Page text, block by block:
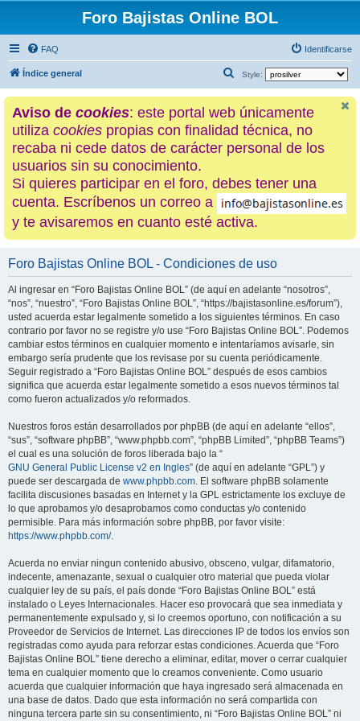
Foro Bajistas Online BOL
FAQ Identificarse
Índice general Style:
u
c
a
Aviso de cookies: este portal web únicamente
utiliza cookies propias con finalidad técnica, no
recaba ni cede datos de carácter personal de los
usuarios sin su conocimiento.
Si quieres participar en el foro, debes tener una
cuenta. Escríbenos un correo a
y te avisaremos en cuanto esté activa.
Foro Bajistas Online BOL - Condiciones de uso
Al ingresar en “Foro Bajistas Online BOL” (de aquí en adelante “nosotros”,
“nos”, “nuestro”, “Foro Bajistas Online BOL”, “https://bajistasonline.es/forum”),
usted acuerda estar legalmente sometido a los siguientes términos. En caso
contrario por favor no se registre y/o use “Foro Bajistas Online BOL”. Podemos
cambiar estos términos en cualquier momento e intentaríamos avisarle, sin
embargo sería prudente que los revisase por su cuenta periódicamente.
Seguir registrado a “Foro Bajistas Online BOL” después de esos cambios
significa que acuerda estar legalmente sometido a esos nuevos términos tal
como fueron actualizados y/o reformados.
Nuestros foros están desarrollados por phpBB (de aquí en adelante “ellos”,
“sus”, “software phpBB”, “www.phpbb.com”, “phpBB Limited”, “phpBB Teams”)
el cual es una solución de foros liberada bajo la “
GNU General Public License v2 en Ingles” (de aquí en adelante “GPL”) y
puede ser descargada de www.phpbb.com . El software phpBB solamente
facilita discusiones basadas en Internet y la GPL estrictamente los excluye de
lo que aprobamos y/o desaprobamos como conductas y/o contenido
permisible. Para más información sobre phpBB, por favor visite:
https://www.phpbb.com/.
Acuerda no enviar ningun contenido abusivo, obsceno, vulgar, difamatorio,
indecente, amenazante, sexual o cualquier otro material que pueda violar
cualquier ley de su país, el país donde “Foro Bajistas Online BOL” está
instalado o Leyes Internacionales. Hacer eso provocará que sea inmediata y
permanentemente expulsado y, si lo creemos oportuno, con notificación a su
Proveedor de Servicios de Internet. Las direcciones IP de todos los envíos son
registradas como ayuda para reforzar estas condiciones. Acuerda que “Foro
Bajistas Online BOL” tiene derecho a eliminar, editar, mover o cerrar cualquier
tema en cualquier momento que lo creamos conveniente. Como usuario
acuerda que cualquier información que haya ingresado será almacenada en
una base de datos. Dado que esta información no será compartida con
ninguna tercera parte sin su consentimiento, ni “Foro Bajistas Online BOL” ni